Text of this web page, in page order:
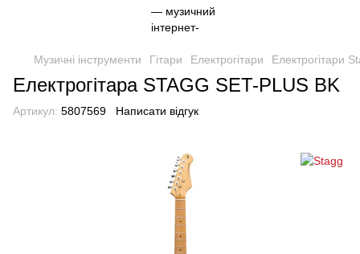
Музичні інструменти Гітари Електрогітари Електрогітари
Електрогітара STAGG SET-PLUS BK
Артикул: 5807569 Написати відгук